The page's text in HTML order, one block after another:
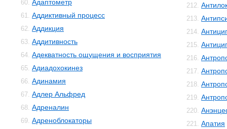
60. Адаптометр
61. Аддиктивный процесс
62. Аддикция
63. Аддитивность
64. Адекватность ощущения и восприятия
65. Адиадохокинез
66. Адинамия
67. Адлер Альфред
68. Адреналин
69. Адреноблокаторы
212.
213.
214.
215.
216.
217.
218.
219.
220.
221. Апатия